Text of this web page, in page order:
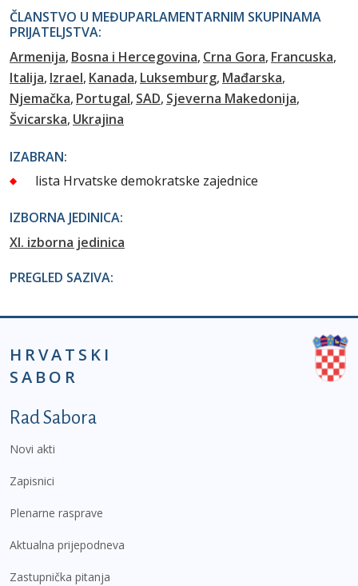
ČLANSTVO U MEĐUPARLAMENTARNIM SKUPINAMA
PRIJATELJSTVA:
Armenija Bosna i Hercegovina Crna Gora Francuska
Italija Izrael Kanada Luksemburg Mađarska
Njemačka Portugal SAD Sjeverna Makedonija
Švicarska Ukrajina
IZABRAN:
lista Hrvatske demokratske zajednice
IZBORNA JEDINICA:
XI. izborna jedinica
PREGLED SAZIVA:
HRVATSKI
SABOR
Podnožje prvi izbornik
Rad Sabora
Novi akti
Zapisnici
Plenarne rasprave
Aktualna prijepodneva
Zastupnička pitanja